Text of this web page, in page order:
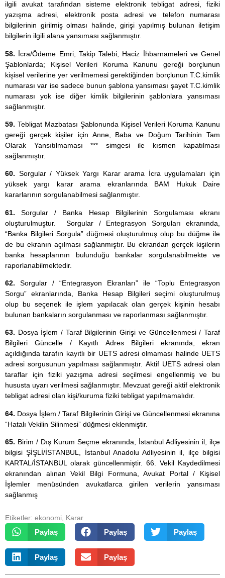
ilgili avukat tarafından sisteme elektronik tebligat adresi, fiziki
yazışma adresi, elektronik posta adresi ve telefon numarası
bilgilerinin girilmiş olması halinde, girişi yapılmış bulunan iletişim
bilgilerin ilgili alana yansıması sağlanmıştır.
58. İcra/Ödeme Emri, Takip Talebi, Haciz İhbarnameleri ve Genel
Şablonlarda; Kişisel Verileri Koruma Kanunu gereği borçlunun
kişisel verilerine yer verilmemesi gerektiğinden borçlunun T.C.kimlik
numarası var ise sadece bunun şablona yansıması şayet T.C.kimlik
numarası yok ise diğer kimlik bilgilerinin şablonlara yansıması
sağlanmıştır.
59. Tebligat Mazbatası Şablonunda Kişisel Verileri Koruma Kanunu
gereği gerçek kişiler için Anne, Baba ve Doğum Tarihinin Tam
Olarak Yansıtılmaması *** simgesi ile kısmen kapatılması
sağlanmıştır.
60. Sorgular / Yüksek Yargı Karar arama İcra uygulamaları için
yüksek yargı karar arama ekranlarında BAM Hukuk Daire
kararlarının sorgulanabilmesi sağlanmıştır.
61. Sorgular / Banka Hesap Bilgilerinin Sorgulaması ekranı
oluşturulmuştur. Sorgular / Entegrasyon Sorguları ekranında,
“Banka Bilgileri Sorgula” düğmesi oluşturulmuş olup bu düğme ile
de bu ekranın açılması sağlanmıştır. Bu ekrandan gerçek kişilerin
banka hesaplarının bulunduğu bankalar sorgulanabilmekte ve
raporlanabilmektedir.
62. Sorgular / “Entegrasyon Ekranları” ile “Toplu Entegrasyon
Sorgu” ekranlarında, Banka Hesap Bilgileri seçimi oluşturulmuş
olup bu seçenek ile işlem yapılacak olan gerçek kişinin hesabı
bulunan bankaların sorgulanması ve raporlanması sağlanmıştır.
63. Dosya İşlem / Taraf Bilgilerinin Girişi ve Güncellenmesi / Taraf
Bilgileri Güncelle / Kayıtlı Adres Bilgileri ekranında, ekran
açıldığında tarafın kayıtlı bir UETS adresi olmaması halinde UETS
adresi sorgusunun yapılması sağlanmıştır. Aktif UETS adresi olan
taraflar için fiziki yazışma adresi seçilmesi engellenmiş ve bu
hususta uyarı verilmesi sağlanmıştır. Mevzuat gereği aktif elektronik
tebligat adresi olan kişi/kuruma fiziki tebligat yapılmamalıdır.
64. Dosya İşlem / Taraf Bilgilerinin Girişi ve Güncellenmesi ekranına
“Hatalı Vekilin Silinmesi” düğmesi eklenmiştir.
65. Birim / Dış Kurum Seçme ekranında, İstanbul Adliyesinin il, ilçe
bilgisi ŞİŞLİ/İSTANBUL, İstanbul Anadolu Adliyesinin il, ilçe bilgisi
KARTAL/İSTANBUL olarak güncellenmiştir. 66. Vekil Kaydedilmesi
ekranından alınan Vekil Bilgi Formuna, Avukat Portal / Kişisel
İşlemler menüsünden avukatlarca girilen verilerin yansıması
sağlanmış
Etiketler: ekonomi Karar
Paylaş Paylaş Paylaş
Paylaş Paylaş